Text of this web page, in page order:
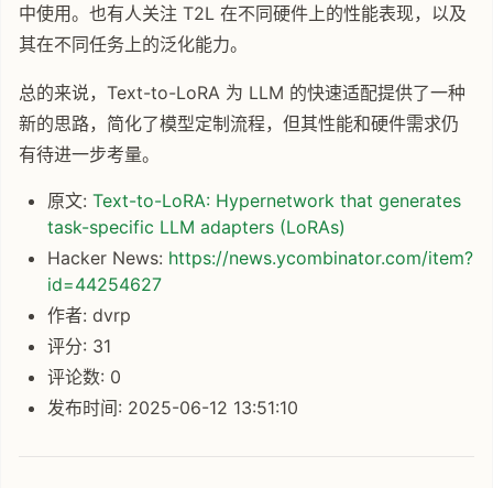
中使用。也有人关注 T2L 在不同硬件上的性能表现，以及
其在不同任务上的泛化能力。
总的来说，Text-to-LoRA 为 LLM 的快速适配提供了一种
新的思路，简化了模型定制流程，但其性能和硬件需求仍
有待进一步考量。
原文: Text-to-LoRA: Hypernetwork that generates
task-specific LLM adapters (LoRAs)
Hacker News: https://news.ycombinator.com/item?
id=44254627
作者: dvrp
评分: 31
评论数: 0
发布时间: 2025-06-12 13:51:10